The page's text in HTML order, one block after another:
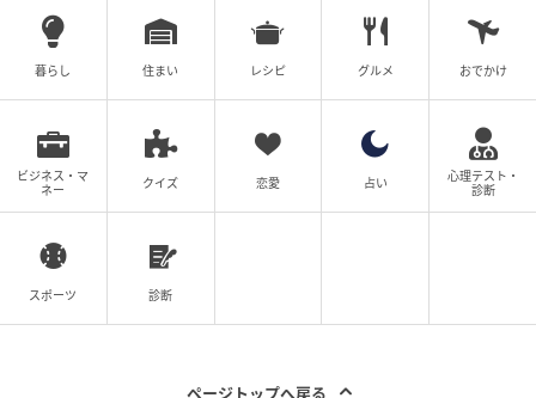
暮らし 住まい レシピ グルメ おでかけ
ビジネス・マ
ネー
クイズ 恋愛 占い
心理テスト・
診断
スポーツ 診断
ページトップへ戻る